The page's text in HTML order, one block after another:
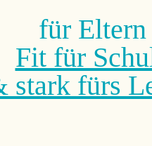
für Eltern
Fit für
stark fürs